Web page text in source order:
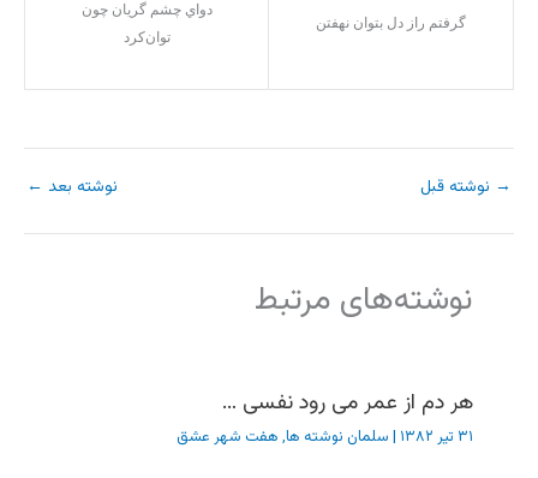
گرفتم راز دل بتوان نهفتن
دواي چشم گريان چون
توان‌کرد
→ نوشته قبل نوشته بعد ←
نوشته‌های مرتبط
هر دم از عمر می رود نفسی …
۳۱ تیر ۱۳۸۲ | سلمان نوشته ها, هفت شهر عشق